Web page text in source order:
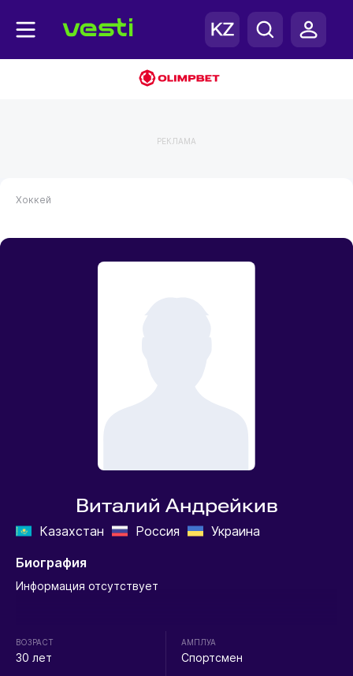
РЕКЛАМА
Хоккей
Виталий Андрейкив
Казахстан Россия
Украина
Биография
Информация отсутствует
ВОЗРАСТ
30 лет
АМПЛУА
Спортсмен